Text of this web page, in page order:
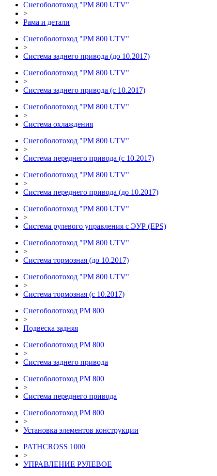
Снегоболотоход "РМ 800 UTV"
>
Рама и детали
Снегоболотоход "РМ 800 UTV"
>
Система заднего привода (до 10.2017)
Снегоболотоход "РМ 800 UTV"
>
Система заднего привода (с 10.2017)
Снегоболотоход "РМ 800 UTV"
>
Система охлаждения
Снегоболотоход "РМ 800 UTV"
>
Система переднего привода (c 10.2017)
Снегоболотоход "РМ 800 UTV"
>
Система переднего привода (до 10.2017)
Снегоболотоход "РМ 800 UTV"
>
Система рулевого управления с ЭУР (EPS)
Снегоболотоход "РМ 800 UTV"
>
Система тормозная (до 10.2017)
Снегоболотоход "РМ 800 UTV"
>
Система тормозная (с 10.2017)
Снегоболотоход РМ 800
>
Подвеска задняя
Снегоболотоход РМ 800
>
Система заднего привода
Снегоболотоход РМ 800
>
Система переднего привода
Снегоболотоход РМ 800
>
Установка элементов конструкции
PATHCROSS 1000
>
УПРАВЛЕНИЕ РУЛЕВОЕ